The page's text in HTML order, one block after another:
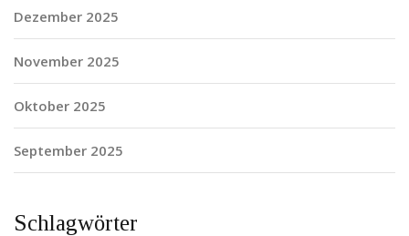
Dezember 2025
November 2025
Oktober 2025
September 2025
Schlagwörter